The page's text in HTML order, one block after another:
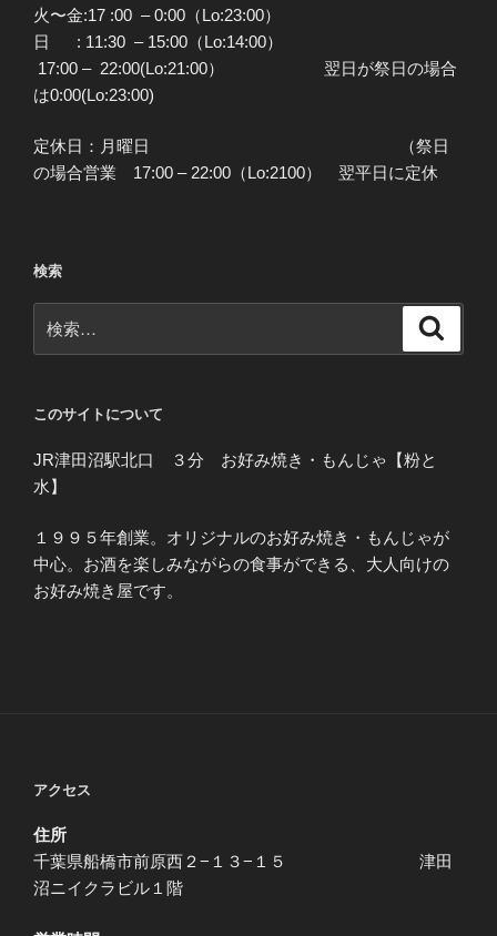
火〜金:17 :00 – 0:00（Lo:23:00）
日 : 11:30 – 15:00（Lo:14:00）
17:00 – 22:00(Lo:21:00） 翌日が祭日の場合
は0:00(Lo:23:00)
定休日：月曜日 （祭日
の場合営業 17:00 – 22:00（Lo:2100） 翌平日に定休
検索
索:
このサイトについて
JR津田沼駅北口 ３分 お好み焼き・もんじゃ【粉と
水】
１９９５年創業。オリジナルのお好み焼き・もんじゃが
中心。お酒を楽しみながらの食事ができる、大人向けの
お好み焼き屋です。
アクセス
住所
千葉県船橋市前原西２−１３−１５ 津田
沼ニイクラビル１階